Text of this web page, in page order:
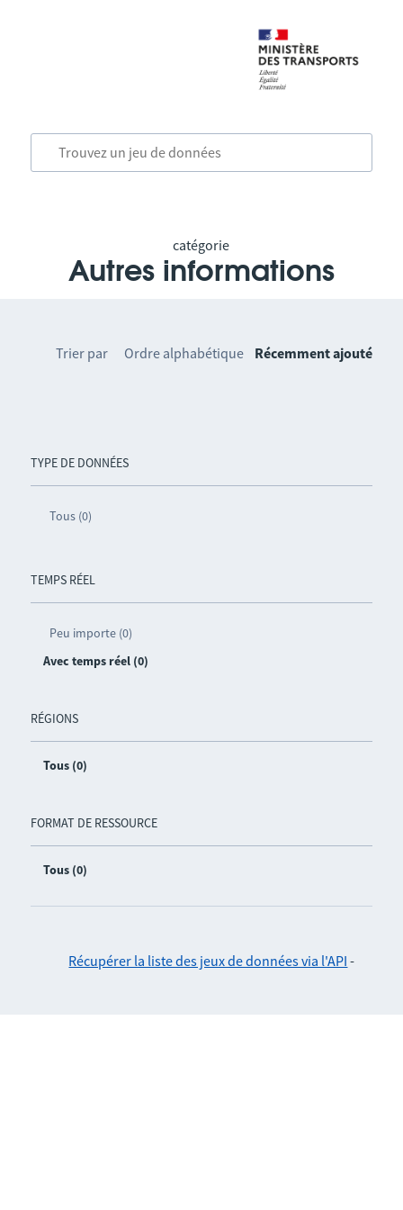
catégorie
Autres informations
TYPE DE DONNÉES
Tous (0)
TEMPS RÉEL
Peu importe (0)
Avec temps réel (0)
RÉGIONS
Tous (0)
FORMAT DE RESSOURCE
Tous (0)
Trier par Ordre alphabétique Récemment ajouté
Récupérer la liste des jeux de données via l'API -